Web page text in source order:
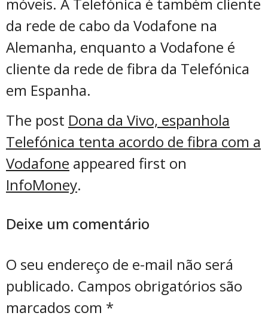
da rede de cabo da Vodafone na
Alemanha, enquanto a Vodafone é
cliente da rede de fibra da Telefónica
em Espanha.
The post Dona da Vivo, espanhola
Telefónica tenta acordo de fibra com a
Vodafone appeared first on
InfoMoney.
Deixe um comentário
O seu endereço de e-mail não será
publicado. Campos obrigatórios são
marcados com *